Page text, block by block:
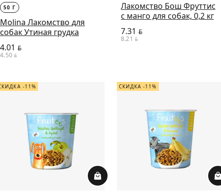
50 Г
Molina Лакомство для
собак Утиная грудка
4.01 BYN
4.50 BYN
Лакомство Бош Фруттис
с манго для собак, 0,2 кг
7.31 BYN
8.21 BYN
-11% СКИДКА -11%